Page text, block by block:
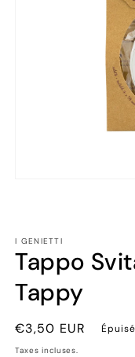
une
fenêtre
modale
I GENIETTI
Tappo
Tappy
Prix
habituel
€3,50 EUR Épuisé
Taxes incluses.